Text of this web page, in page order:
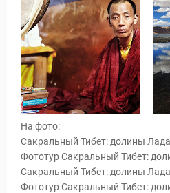
На фото: